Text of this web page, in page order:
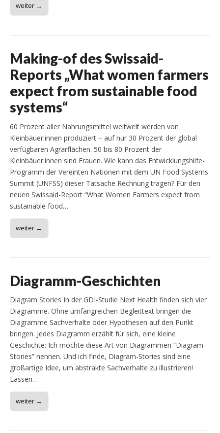
weiter →
Making-of des Swissaid-
Reports „What women farmers
expect from sustainable food
systems“
60 Prozent aller Nahrungsmittel weltweit werden von
Kleinbäuer:innen produziert – auf nur 30 Prozent der global
verfügbaren Agrarflächen. 50 bis 80 Prozent der
Kleinbäuer:innen sind Frauen. Wie kann das Entwicklungshilfe-
Programm der Vereinten Nationen mit dem UN Food Systems
Summit (UNFSS) dieser Tatsache Rechnung tragen? Für den
neuen Swissaid-Report “What Women Farmers expect from
sustainable food…
weiter →
Diagramm-Geschichten
Diagram Stories In der GDI-Studie Next Health finden sich vier
Diagramme. Ohne umfangreichen Begleittext bringen die
Diagramme Sachverhalte oder Hypothesen auf den Punkt
bringen. Jedes Diagramm erzählt für sich, eine kleine
Geschichte: Ich möchte diese Art von Diagrammen “Diagram
Stories” nennen. Und ich finde, Diagram-Stories sind eine
großartige Idee, um abstrakte Sachverhalte zu illustrieren!
Lassen…
weiter →